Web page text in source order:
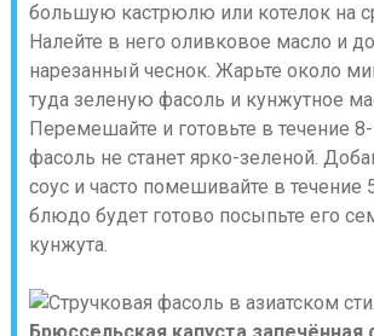
большую кастрюлю или котелок на
Налейте в него оливковое масло и
нарезанный чеснок. Жарьте около
туда зеленую фасоль и кунжутное
Перемешайте и готовьте в течение
фасоль не станет ярко-зеленой.
соус и часто помешивайте в течение
блюдо будет готово посыпьте его
кунжута.